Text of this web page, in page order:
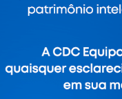
automação;
emergências;
quanto equipe;